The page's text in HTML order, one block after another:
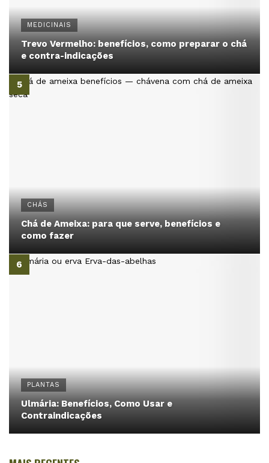
MEDICINAIS
Trevo Vermelho: benefícios, como preparar o chá
e contra-indicações
CHÁS
Chá de Ameixa: para que serve, benefícios e
como fazer
PLANTAS
Ulmária: Benefícios, Como Usar e
Contraindicações